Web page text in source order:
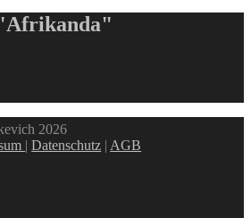
2026
|Datenschutz | AGB